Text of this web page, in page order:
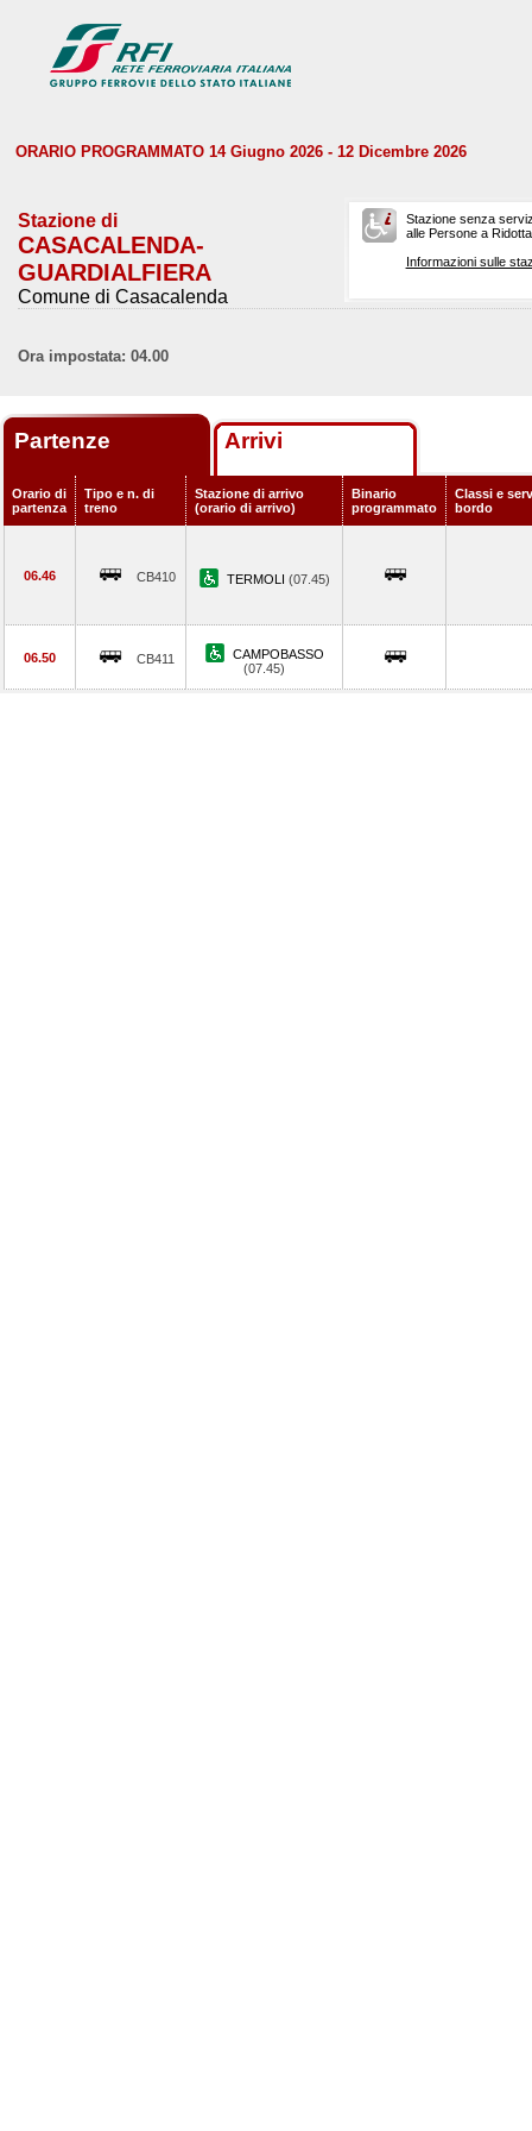
ORARIO PROGRAMMATO 14 Giugno 2026 - 12 Dicembre 2026
Stazione di
CASACALENDA-
GUARDIALFIERA
Comune di Casacalenda
Stazione senza
alle Persone a
Informazioni sulle
Ora impostata: 04.00
Partenze Arrivi
Orario di
partenza
Tipo e n. di
treno
Stazione di arrivo
(orario di arrivo)
Binario
programmato
Classi e
bordo
06.46 CB410 TERMOLI (07.45)
06.50 CB411
CAMPOBASSO
(07.45)